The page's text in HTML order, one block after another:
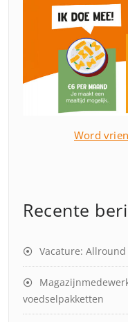
Word
Recente
Vacature:
voedselpakketten